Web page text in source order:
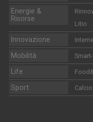
Energie &
Risorse
Litio
Innovazione
Mobilità
Life
Sport Calcio